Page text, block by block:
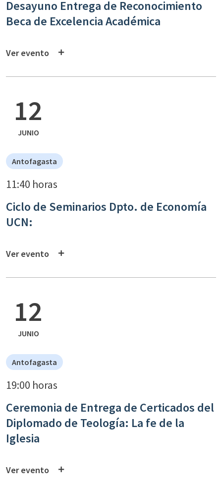
Desayuno Entrega de Reconocimiento
Beca de Excelencia Académica
Ver evento
12
JUNIO
Antofagasta
11:40 horas
Ciclo de Seminarios Dpto. de Economía
UCN:
Ver evento
12
JUNIO
Antofagasta
19:00 horas
Ceremonia de Entrega de Certicados del
Diplomado de Teología: La fe de la
Iglesia
Ver evento